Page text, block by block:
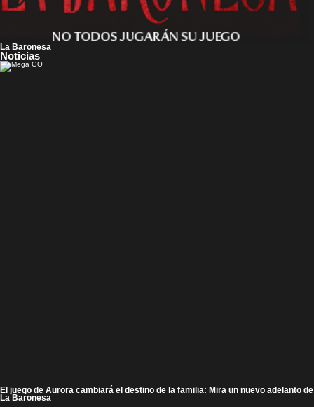
La Baronesa
Noticias
El juego de Aurora cambiará el destino de la familia: Mira un nuevo adelanto de
La Baronesa